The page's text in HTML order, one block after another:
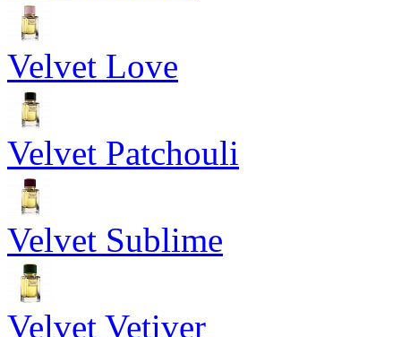
Velvet Love
Velvet Patchouli
Velvet Sublime
Velvet Vetiver